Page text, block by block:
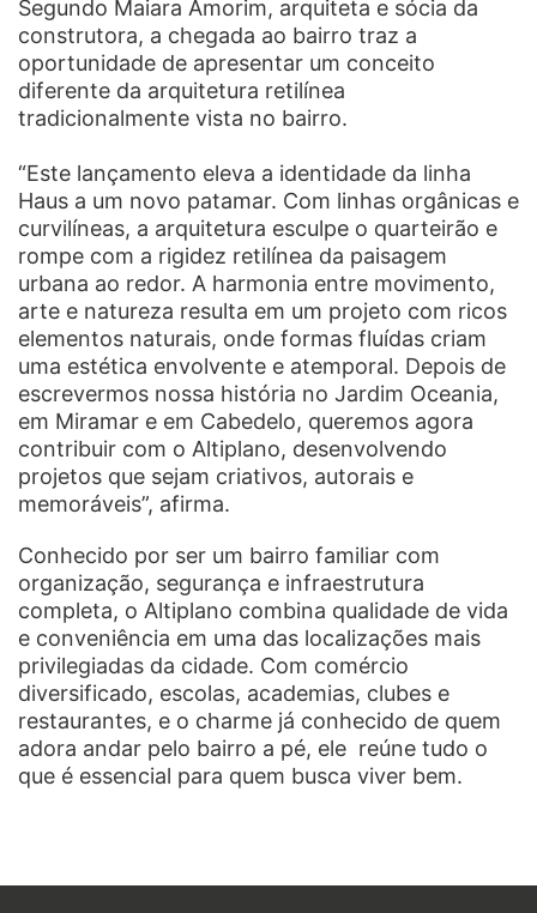
Segundo Maiara Amorim, arquiteta e sócia da
construtora, a chegada ao bairro traz a
oportunidade de apresentar um conceito
diferente da arquitetura retilínea
tradicionalmente vista no bairro.
“Este lançamento eleva a identidade da linha
Haus a um novo patamar. Com linhas orgânicas e
curvilíneas, a arquitetura esculpe o quarteirão e
rompe com a rigidez retilínea da paisagem
urbana ao redor. A harmonia entre movimento,
arte e natureza resulta em um projeto com ricos
elementos naturais, onde formas fluídas criam
uma estética envolvente e atemporal. Depois de
escrevermos nossa história no Jardim Oceania,
em Miramar e em Cabedelo, queremos agora
contribuir com o Altiplano, desenvolvendo
projetos que sejam criativos, autorais e
memoráveis”, afirma.
Conhecido por ser um bairro familiar com
organização, segurança e infraestrutura
completa, o Altiplano combina qualidade de vida
e conveniência em uma das localizações mais
privilegiadas da cidade. Com comércio
diversificado, escolas, academias, clubes e
restaurantes, e o charme já conhecido de quem
adora andar pelo bairro a pé, ele reúne tudo o
que é essencial para quem busca viver bem.